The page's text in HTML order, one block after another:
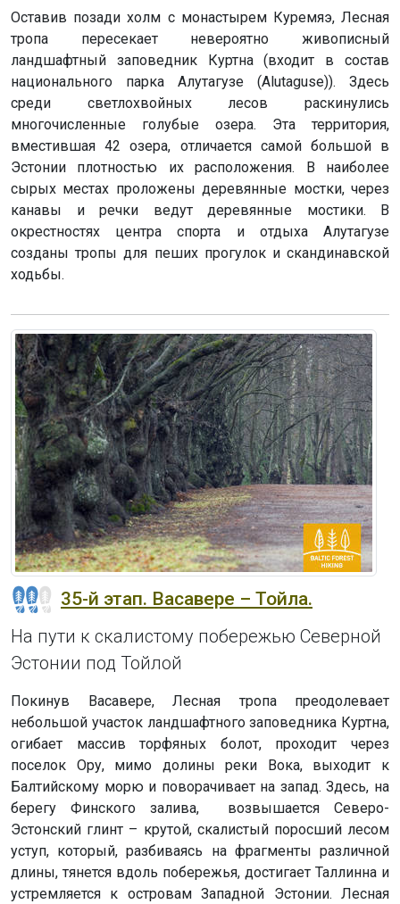
Оставив позади холм с монастырем Куремяэ, Лесная
тропа пересекает невероятно живописный
ландшафтный заповедник Куртна (входит в состав
национального парка Алутагузе (Alutaguse)). Здесь
среди светлохвойных лесов раскинулись
многочисленные голубые озера. Эта территория,
вместившая 42 озера, отличается самой большой в
Эстонии плотностью их расположения. В наиболее
сырых местах проложены деревянные мостки, через
канавы и речки ведут деревянные мостики. В
окрестностях центра спорта и отдыха Алутагузе
созданы тропы для пеших прогулок и скандинавской
ходьбы.
35-й этап. Васавере – Тойла.
На пути к скалистому побережью Северной
Эстонии под Тойлой
Покинув Васавере, Лесная тропа преодолевает
небольшой участок ландшафтного заповедника Куртна,
огибает массив торфяных болот, проходит через
поселок Ору, мимо долины реки Вока, выходит к
Балтийскому морю и поворачивает на запад. Здесь, на
берегу Финского залива, возвышается Северо-
Эстонский глинт – крутой, скалистый поросший лесом
уступ, который, разбиваясь на фрагменты различной
длины, тянется вдоль побережья, достигает Таллинна и
устремляется к островам Западной Эстонии. Лесная